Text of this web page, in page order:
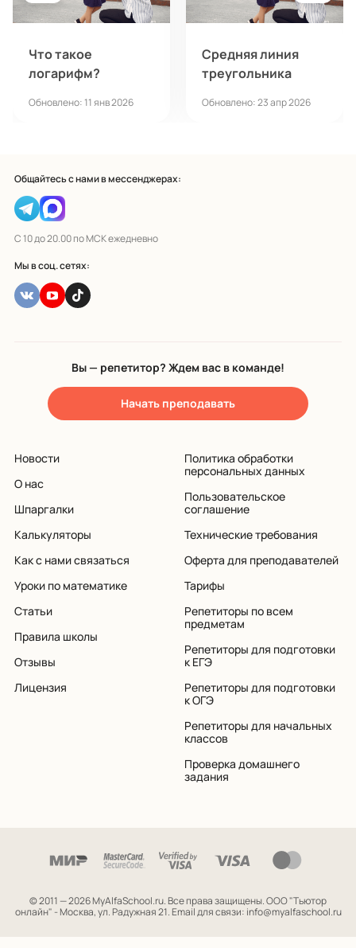
Что такое
логарифм?
Обновлено: 11 янв 2026
Средняя линия
треугольника
Обновлено: 23 апр 2026
Общайтесь с нами в мессенджерах:
С 10 до 20.00 по МСК ежедневно
Мы в соц. сетях:
Вы — репетитор? Ждем вас в команде!
Начать преподавать
Новости
О нас
Шпаргалки
Калькуляторы
Как с нами связаться
Уроки по математике
Статьи
Правила школы
Отзывы
Лицензия
Политика обработки
персональных данных
Пользовательское
соглашение
Технические требования
Оферта для преподавателей
Тарифы
Репетиторы по всем
предметам
Репетиторы для подготовки
к ЕГЭ
Репетиторы для подготовки
к ОГЭ
Репетиторы для начальных
классов
Проверка домашнего
задания
© 2011 — 2026 MyAlfaSchool.ru. Все права защищены.ООО "Тьютор
онлайн" - Москва, ул. Радужная 21. Email для связи: info@myalfaschool.ru